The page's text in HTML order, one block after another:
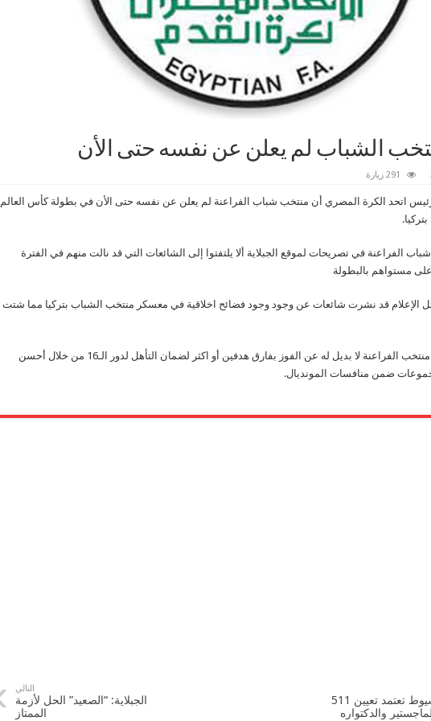
الشباب لم يعلن عن نفسه حتى الأن
291 زيارة
اتحد الكرة المصري أن منتخب شباب الفراعنة لم يعلن عن نفسه حتى الأن في بطولة كأس العالم
الفراعنة في تصريحات لموقع الجبلاية ألا يلتفتوا إلى الشائعات التي قد نالت منهم في الفترة
مستواهم بالبطولة
الإعلام قد نشرت شائعات عن وجود وجود فضائح اخلاقية في معسكر منتخب الشباب بتركيا مما شتت
جدير بالذكر أن منتخب الفراعنة لا بديل له عن الفوز بفارق هدفين أو اكثر لضمان التأهل لدور الـ16 من خلال أحسن
ضمن منافسات المونديال.
محافظة أسيوط تعتمد تعيين 511
والدكتواره
التالي
الجبلاية: “الصعيد” الحل لأزمة
الممتاز